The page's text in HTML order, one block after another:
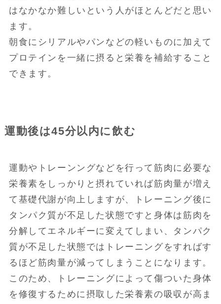
はなかなか難しいという人がほとんどだと思い
ます。
朝食にシリアルやパンなどの軽いものに加えて
プロテインを一緒に摂ると栄養を補給すること
できます。
運動後は45分以内に飲む
運動やトレーンングなどを行って筋肉に必要な
栄養素をしっかりと摂れていれば筋肉量が増え
て基礎代謝が向上しますが、トレーニング後に
タンパク質が不足した状態ですと身体は筋肉を
分解してエネルギーに変えてしまい、タンパク
質が不足した状態ではトレーニングをすればす
るほど筋肉量が減ってしまうことになります。
このため、トレーニングによって傷ついた身体
を修復するために摂取した栄養素の吸収が高ま